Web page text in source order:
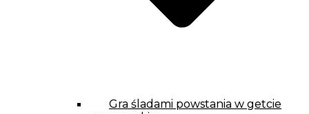
Gra śladami powstania w getcie